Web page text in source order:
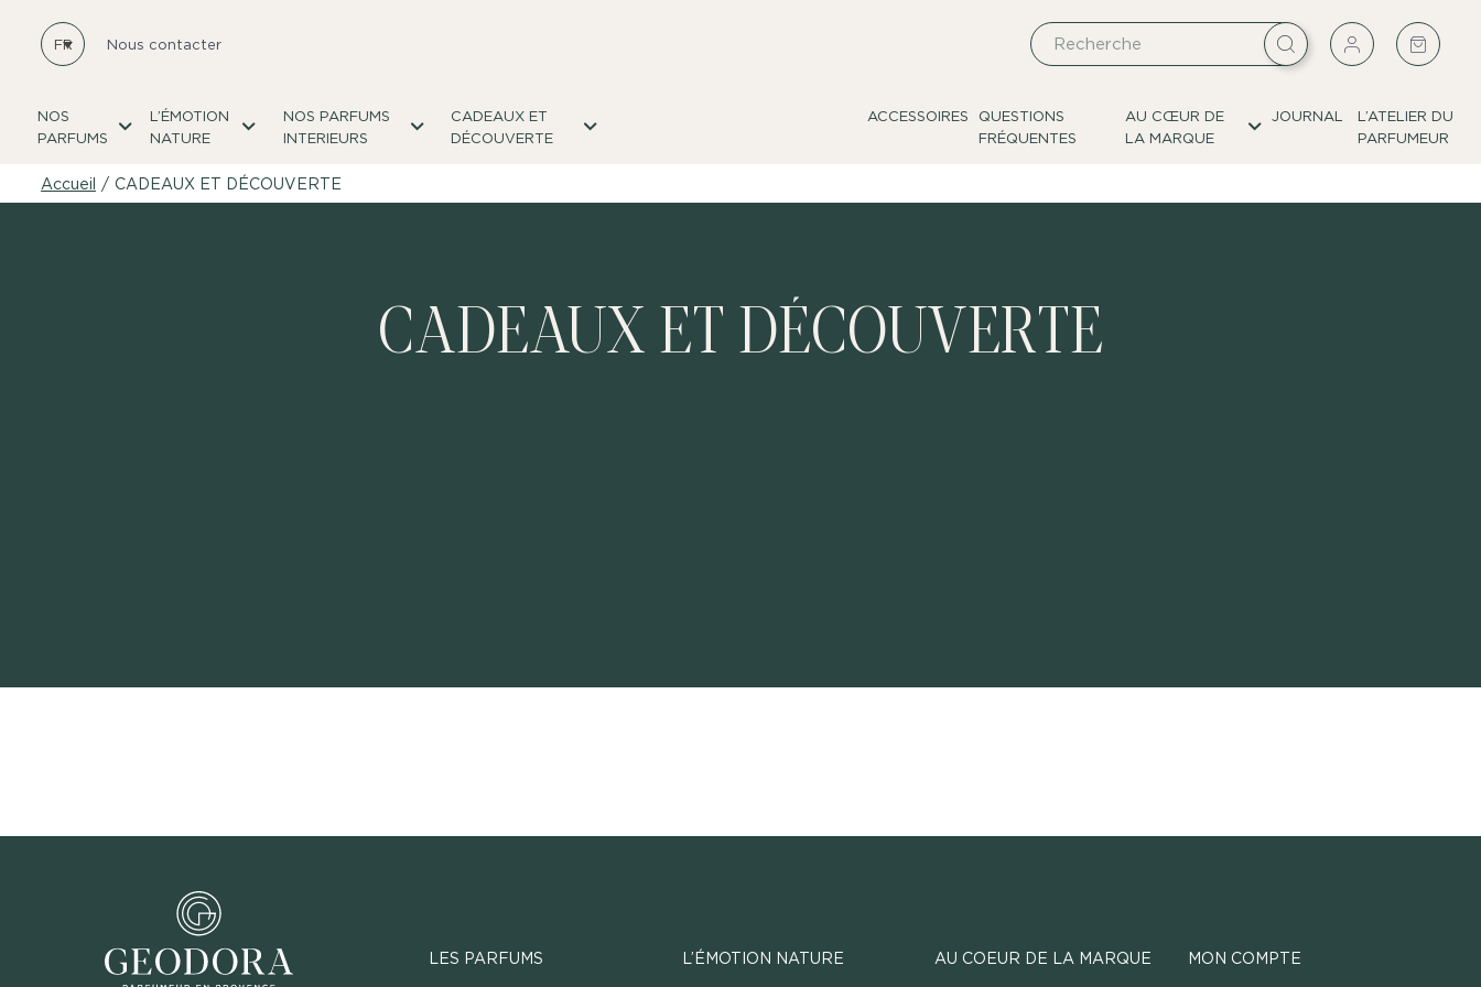
FR Nous contacter
NOS
PARFUMS
L’ÉMOTION
NATURE
NOS PARFUMS
INTERIEURS
CADEAUX ET
DÉCOUVERTE
ACCESSOIRES
QUESTIONS
FRÉQUENTES
AU CŒUR DE
LA MARQUE
JOURNAL
L’ATELIER DU
PARFUMEUR
Accueil / CADEAUX ET DÉCOUVERTE
CADEAUX ET DÉCOUVERTE
LES PARFUMS L’ÉMOTION NATURE AU COEUR DE LA MARQUE MON COMPTE